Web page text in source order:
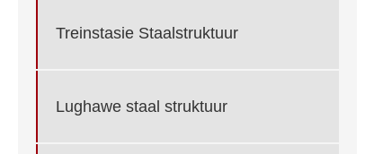
Treinstasie Staalstruktuur
Lughawe staal struktuur